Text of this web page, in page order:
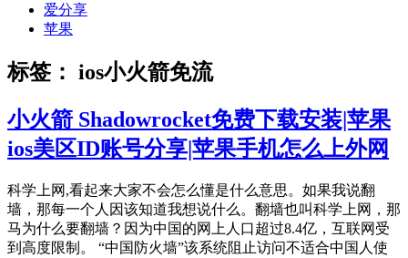
爱分享
苹果
标签： ios小火箭免流
小火箭 Shadowrocket免费下载安装|苹果
ios美区ID账号分享|苹果手机怎么上外网
科学上网,看起来大家不会怎么懂是什么意思。如果我说翻
墙，那每一个人因该知道我想说什么。翻墙也叫科学上网，那
马为什么要翻墙？因为中国的网上人口超过8.4亿，互联网受
到高度限制。 “中国防火墙”该系统阻止访问不适合中国人使